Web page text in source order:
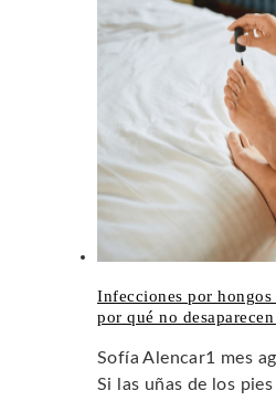
Infecciones por hongos
por qué no
Sofía Alencar1 mes
Si las uñas de los